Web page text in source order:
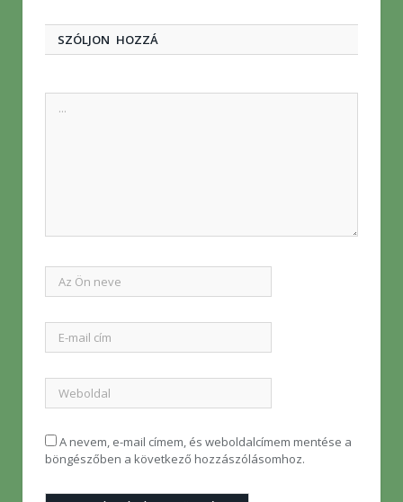
SZÓLJON HOZZÁ
A nevem, e-mail címem, és weboldalcímem mentése a
böngészőben a következő hozzászólásomhoz.